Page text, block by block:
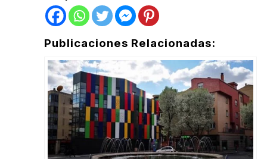
Publicaciones Relacionadas: